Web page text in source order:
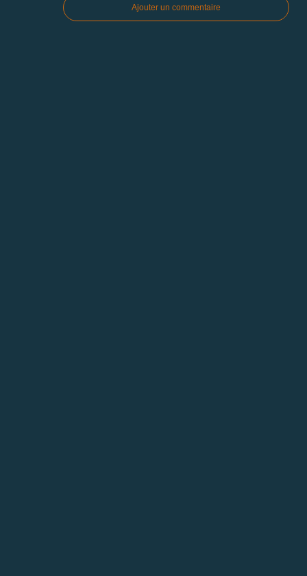
Ajouter un commentaire